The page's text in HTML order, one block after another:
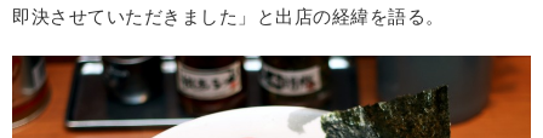
即決させていただきました」と出店の経緯を語る。